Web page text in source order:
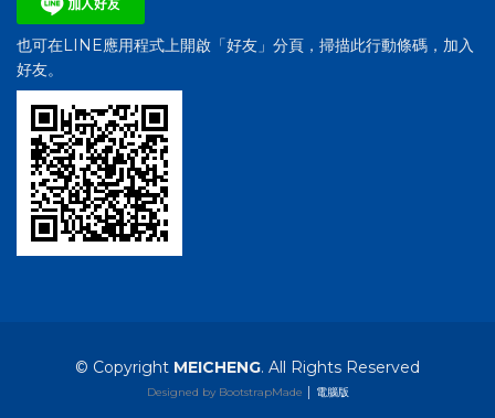
也可在LINE應用程式上開啟「好友」分頁，掃描此行動條碼，加入
好友。
© Copyright MEICHENG. All Rights Reserved
Designed by BootstrapMade 電腦版